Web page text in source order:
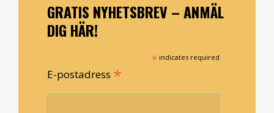
GRATIS NYHETSBREV – ANMÄL
DIG HÄR!
* indicates required
E-postadress *